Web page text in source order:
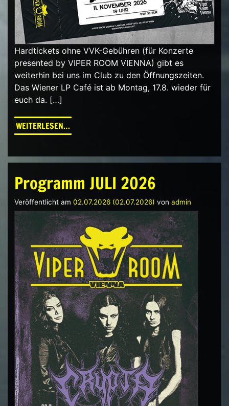
Hardtickets ohne VVK-Gebühren (für Konzerte
presented by VIPER ROOM VIENNA) gibt es
weiterhin bei uns im Club zu den Öffnungszeiten.
Das Wiener LP Café ist ab Montag, 17.8. wieder für
euch da. […]
WEITERLESEN…FROM WIENER LP CAFÉ VON 17.7. BIS 16.8. AUF
Programm JULI 2026
Veröffentlicht am 02.07.2026(02.07.2026) von admin